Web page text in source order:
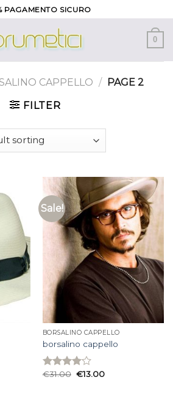
PAGAMENTO SICURO
0
CAPPELLO / PAGE 2
FILTER
Sale!
BORSALINO CAPPELLO
borsalino cappello
Rated
€31.00 €13.00